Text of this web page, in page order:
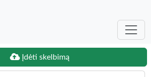
Įdėti skelbimą